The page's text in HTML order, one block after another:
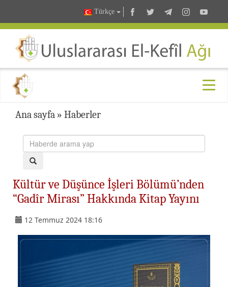
Türkçe
Ana sayfa » Haberler
Kültür ve Düşünce İşleri Bölümü’nden
“Gadîr Mirası” Hakkında Kitap Yayını
12 Temmuz 2024 18:16